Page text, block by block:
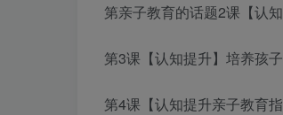
第亲子教育的话题2课【认
第3课【认知提升】培养孩
第4课【认知提升亲子教育